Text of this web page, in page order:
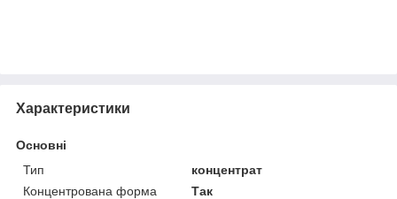
Характеристики
Основні
Тип
концентрат
Концентрована форма
Так